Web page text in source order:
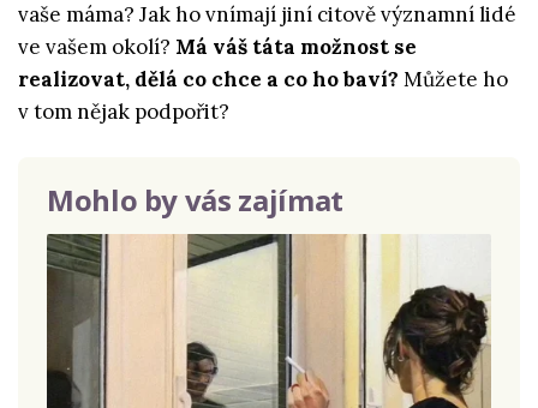
vaše máma? Jak ho vnímají jiní citově významní lidé
ve vašem okolí? Má váš táta možnost se
realizovat, dělá co chce a co ho baví? Můžete ho
v tom nějak podpořit?
Mohlo by vás zajímat